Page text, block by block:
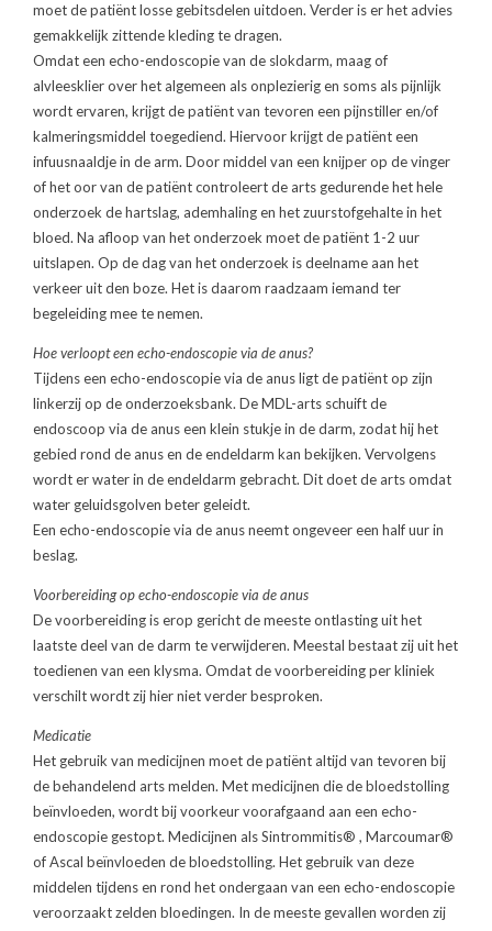
moet de patiënt losse gebitsdelen uitdoen. Verder is er het advies
gemakkelijk zittende kleding te dragen.
Omdat een echo-endoscopie van de slokdarm, maag of
alvleesklier over het algemeen als onplezierig en soms als pijnlijk
wordt ervaren, krijgt de patiënt van tevoren een pijnstiller en/of
kalmeringsmiddel toegediend. Hiervoor krijgt de patiënt een
infuusnaaldje in de arm. Door middel van een knijper op de vinger
of het oor van de patiënt controleert de arts gedurende het hele
onderzoek de hartslag, ademhaling en het zuurstofgehalte in het
bloed. Na afloop van het onderzoek moet de patiënt 1-2 uur
uitslapen. Op de dag van het onderzoek is deelname aan het
verkeer uit den boze. Het is daarom raadzaam iemand ter
begeleiding mee te nemen.
Hoe verloopt een echo-endoscopie via de anus?
Tijdens een echo-endoscopie via de anus ligt de patiënt op zijn
linkerzij op de onderzoeksbank. De MDL-arts schuift de
endoscoop via de anus een klein stukje in de darm, zodat hij het
gebied rond de anus en de endeldarm kan bekijken. Vervolgens
wordt er water in de endeldarm gebracht. Dit doet de arts omdat
water geluidsgolven beter geleidt.
Een echo-endoscopie via de anus neemt ongeveer een half uur in
beslag.
Voorbereiding op echo-endoscopie via de anus
De voorbereiding is erop gericht de meeste ontlasting uit het
laatste deel van de darm te verwijderen. Meestal bestaat zij uit het
toedienen van een klysma. Omdat de voorbereiding per kliniek
verschilt wordt zij hier niet verder besproken.
Medicatie
Het gebruik van medicijnen moet de patiënt altijd van tevoren bij
de behandelend arts melden. Met medicijnen die de bloedstolling
beïnvloeden, wordt bij voorkeur voorafgaand aan een echo-
endoscopie gestopt. Medicijnen als Sintrommitis® , Marcoumar®
of Ascal beïnvloeden de bloedstolling. Het gebruik van deze
middelen tijdens en rond het ondergaan van een echo-endoscopie
veroorzaakt zelden bloedingen. In de meeste gevallen worden zij